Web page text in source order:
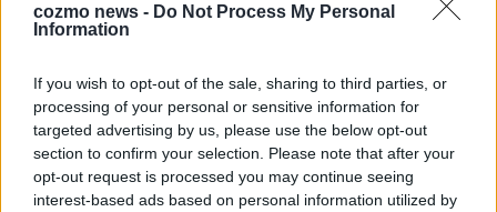
cozmo news - Do Not Process My Personal
Information
If you wish to opt-out of the sale, sharing to third parties, or
processing of your personal or sensitive information for
targeted advertising by us, please use the below opt-out
section to confirm your selection. Please note that after your
opt-out request is processed you may continue seeing
interest-based ads based on personal information utilized by
Mai 2026
EUROVISION
ESC-Finale 2026: DARA siegt für Bulgarien – Finnland
enttäuscht, Israel polarisiert
Mai 2026